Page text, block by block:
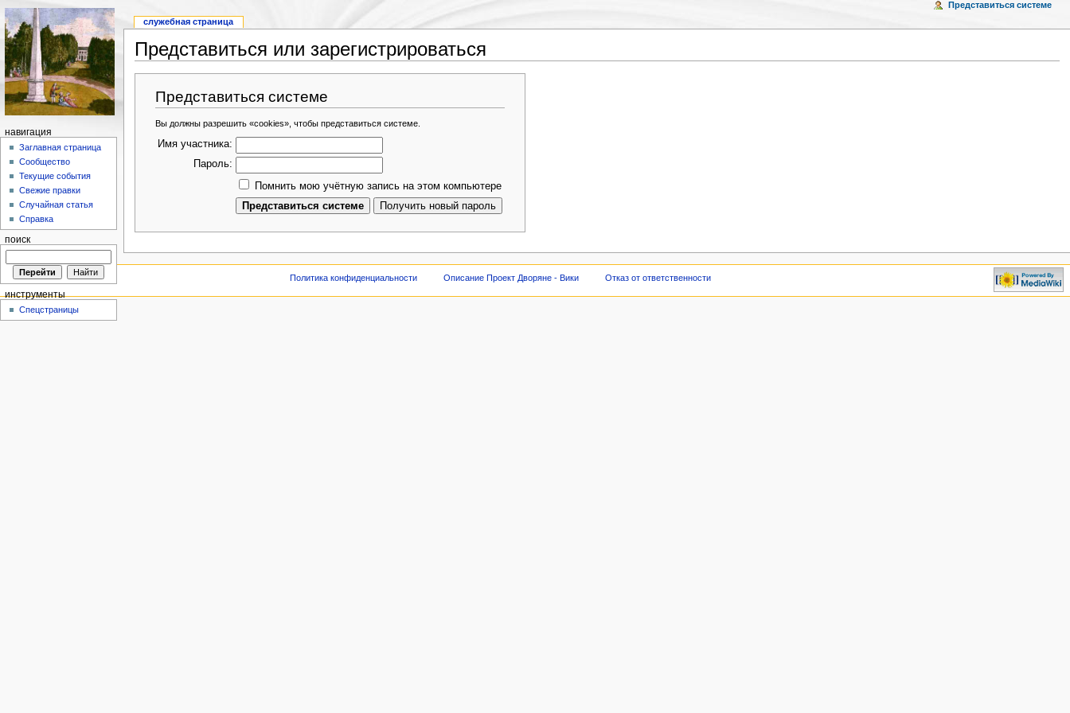
Представиться или зарегистрироваться
Представиться системе
Вы должны разрешить «cookies», чтобы представиться системе.
Имя участника:
Пароль:
Помнить мою учётную запись на этом компьютере
служебная страница
Представиться системе
навигация
Заглавная страница
Сообщество
Текущие события
Свежие правки
Случайная статья
Справка
поиск
инструменты
Спецстраницы
Политика конфиденциальности Описание Проект Дворяне - Вики Отказ от ответственности